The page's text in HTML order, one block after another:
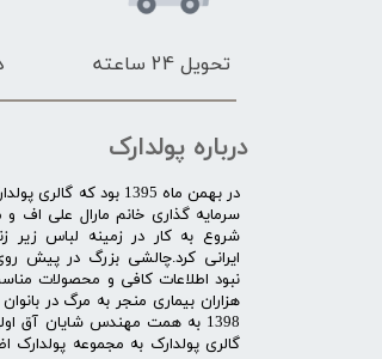
تحویل 24 ساعته
درباره پولدارک
در بهمن ماه 1395 بود که
سرمایه گذاری خانم مارال علی اف و
شروع به کار در زمینه لباس زیر
ایرانی کرد.چالشی بزرگ در پیش
نبود اطلاعات کافی و محصولات
هزاران بیماری منجر به مرگ در
1398 به همت مهندس شایان آق
گالری پولدارک به مجموعه پولدارک